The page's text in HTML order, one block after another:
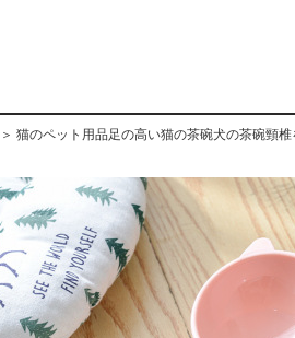
＞ 猫のペット用品足の高い猫の茶碗犬の茶碗頸